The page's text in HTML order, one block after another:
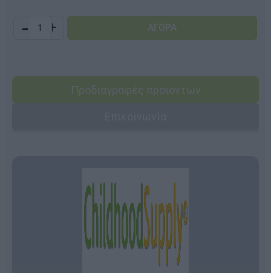
- +
Προδιαγραφές προϊόντων